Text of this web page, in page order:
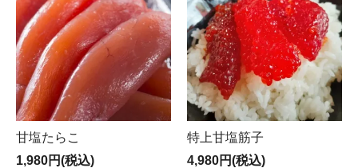
甘塩たらこ
1,980円(税込)
特上甘塩筋子
4,980円(税込)